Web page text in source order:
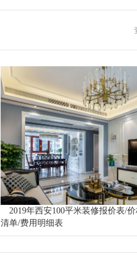
2019年西安100平米装修报价表/
清单/费用明细表